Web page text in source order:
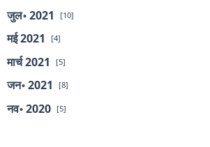
जुल॰ 2021 [10]
मई 2021 [4]
मार्च 2021 [5]
जन॰ 2021 [8]
नव॰ 2020 [5]